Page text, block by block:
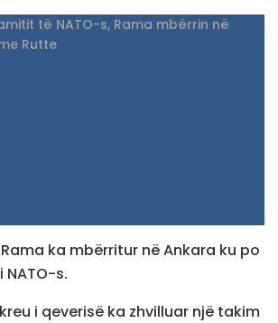
ka mbërritur në Ankara ku po
s.
i qeverisë ka zhvilluar një takim